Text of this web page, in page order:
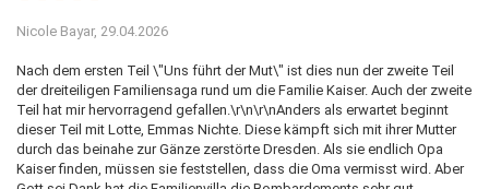
Nicole Bayar, 29.04.2026
Nach dem ersten Teil \"Uns führt der Mut\" ist dies nun der zweite Teil
der dreiteiligen Familiensaga rund um die Familie Kaiser. Auch der zweite
Teil hat mir hervorragend gefallen.\r\n\r\nAnders als erwartet beginnt
dieser Teil mit Lotte, Emmas Nichte. Diese kämpft sich mit ihrer Mutter
durch das beinahe zur Gänze zerstörte Dresden. Als sie endlich Opa
Kaiser finden, müssen sie feststellen, dass die Oma vermisst wird. Aber